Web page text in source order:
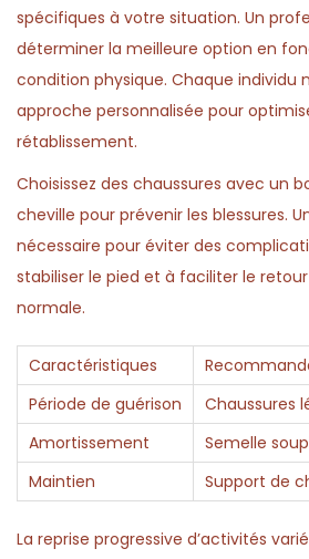
spécifiques à votre situation. Un
déterminer la meilleure option en
condition physique. Chaque individu
approche personnalisée pour
rétablissement.
Choisissez des chaussures avec un
cheville pour prévenir les blessures.
nécessaire pour éviter des
stabiliser le pied et à faciliter le
normale.
Caractéristiques
Période de guérison
Chaussures
Amortissement
Semelle
Maintien
Support de
La reprise progressive d’activités